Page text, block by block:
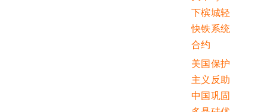
下槟城轻
快铁系统
合约
美国保护
主义反助
中国巩固